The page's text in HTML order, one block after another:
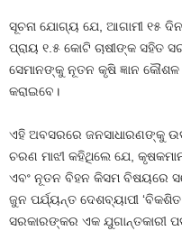
ସୂଚନା ଯୋଗ୍ୟ ଯେ, ଆଗାମୀ ୧୫
ପ୍ରାୟ ୧.୫ କୋଟି ଚାଷୀଙ୍କ ସହିତ
ସେମାନଙ୍କୁ ନୂତନ କୃଷି ଜ୍ଞାନ
କରାଇବେ।
ଏହି ଅବସରରେ ଜନସାଧାରଣଙ୍କୁ
ଚରଣ ମାଝୀ କହିଥିଲେ ଯେ,
ଏବଂ ନୂତନ ବିହନ କିସମ ବିଷୟରେ
ଜୁନ ପର୍ଯ୍ୟନ୍ତ ଦେଶବ୍ୟାପୀ
ସରକାରଙ୍କର ଏକ ଯୁଗାନ୍ତକାରୀ